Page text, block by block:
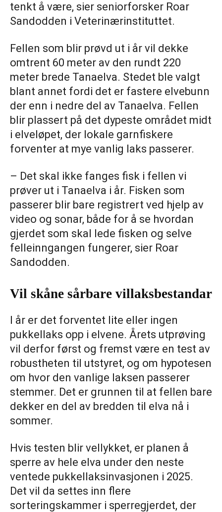
tenkt å være, sier seniorforsker Roar
Sandodden i Veterinærinstituttet.
Fellen som blir prøvd ut i år vil dekke
omtrent 60 meter av den rundt 220
meter brede Tanaelva. Stedet ble valgt
blant annet fordi det er fastere elvebunn
der enn i nedre del av Tanaelva. Fellen
blir plassert på det dypeste området midt
i elveløpet, der lokale garnfiskere
forventer at mye vanlig laks passerer.
– Det skal ikke fanges fisk i fellen vi
prøver ut i Tanaelva i år. Fisken som
passerer blir bare registrert ved hjelp av
video og sonar, både for å se hvordan
gjerdet som skal lede fisken og selve
felleinngangen fungerer, sier Roar
Sandodden.
Vil skåne sårbare villaksbestandar
I år er det forventet lite eller ingen
pukkellaks opp i elvene. Årets utprøving
vil derfor først og fremst være en test av
robustheten til utstyret, og om hypotesen
om hvor den vanlige laksen passerer
stemmer. Det er grunnen til at fellen bare
dekker en del av bredden til elva nå i
sommer.
Hvis testen blir vellykket, er planen å
sperre av hele elva under den neste
ventede pukkellaksinvasjonen i 2025.
Det vil da settes inn flere
sorteringskammer i sperregjerdet, der